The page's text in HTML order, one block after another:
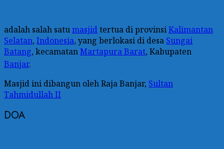
adalah salah satumasjidtertua di provinsiKalimantan
Selatan, Indonesia, yang berlokasi di desa Sungai
Batang, kecamatanMartapura Barat, Kabupaten
Banjar.
Masjid ini dibangun oleh Raja Banjar, Sultan
Tahmidullah II
DOA